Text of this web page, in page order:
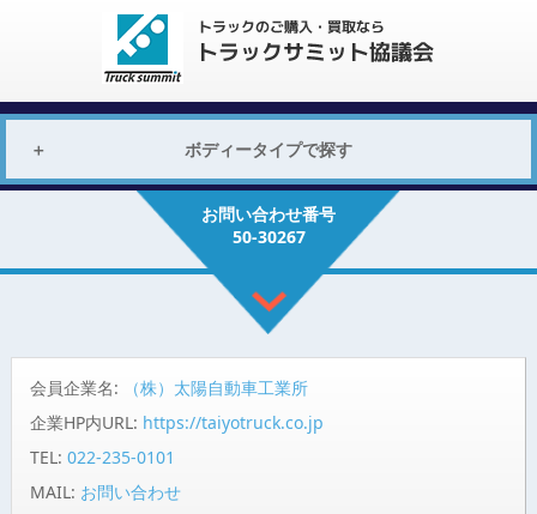
ボディータイプで探す
お問い合わせ番号
50-30267
会員企業名:
（株）太陽自動車工業所
企業HP内URL: https://taiyotruck.co.jp
TEL: 022-235-0101
MAIL: お問い合わせ